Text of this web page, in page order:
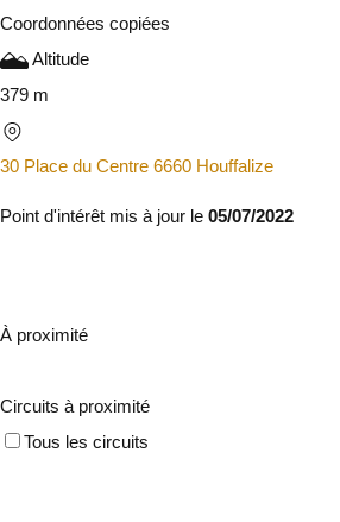
Coordonnées copiées
Altitude
379 m
30 Place du Centre 6660 Houffalize
Point d'intérêt mis à jour le 05/07/2022
À proximité
Circuits à proximité
Tous les circuits